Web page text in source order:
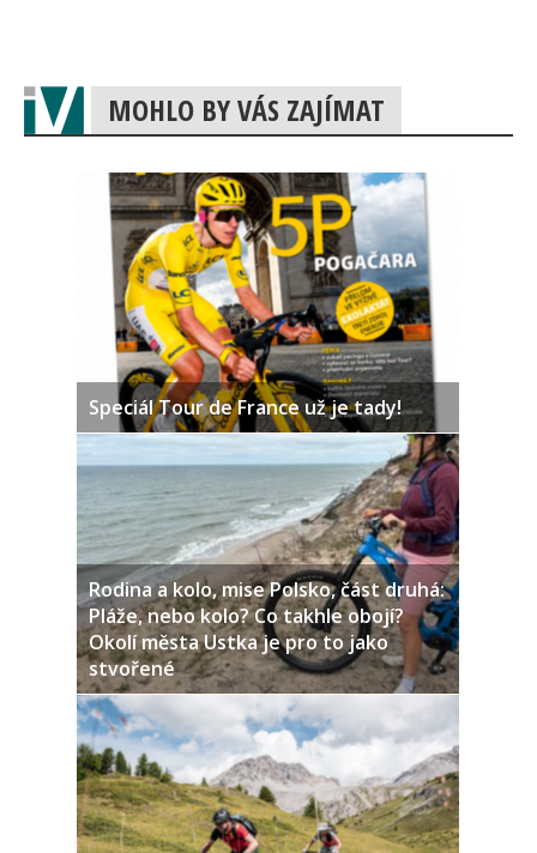
MOHLO BY VÁS ZAJÍMAT
Speciál Tour de France už je tady!
Rodina a kolo, mise Polsko, část druhá:
Pláže, nebo kolo? Co takhle obojí?
Okolí města Ustka je pro to jako
stvořené